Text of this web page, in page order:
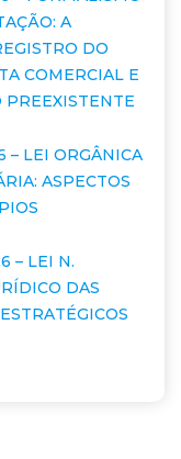
A
DO
COMERCIAL E
LEI ORGÂNICA
ASPECTOS
– LEI N.
DAS